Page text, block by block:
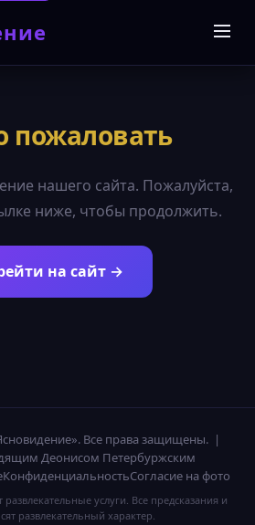
пожаловать
нашего сайта. Пожалуйста,
ниже, чтобы продолжить.
на сайт →
Все права защищены. |
Деонисом Петербуржским
КонфиденциальностьСогласие на фото
услуги. Все предсказания и
развлекательный характер.